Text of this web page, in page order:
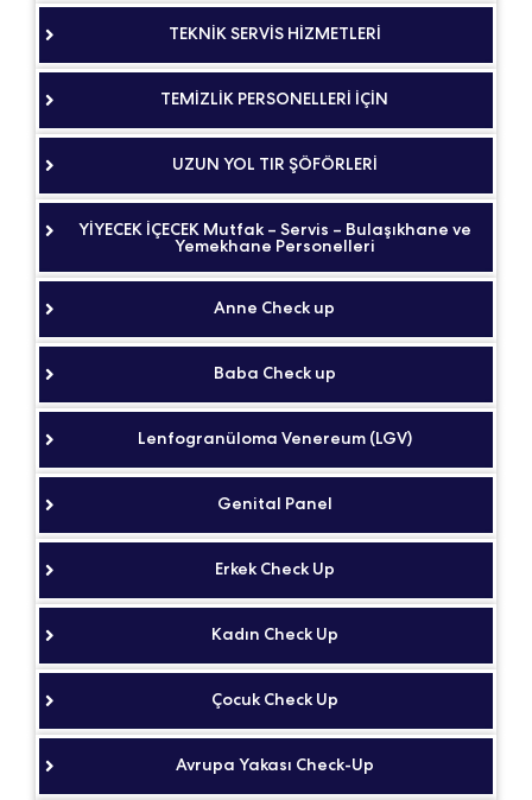
TEKNİK SERVİS HİZMETLERİ
TEMİZLİK PERSONELLERİ İÇİN
UZUN YOL TIR ŞÖFÖRLERİ
YİYECEK İÇECEK Mutfak – Servis – Bulaşıkhane ve
Yemekhane Personelleri
Anne Check up
Baba Check up
Lenfogranüloma Venereum (LGV)
Genital Panel
Erkek Check Up
Kadın Check Up
Çocuk Check Up
Avrupa Yakası Check-Up